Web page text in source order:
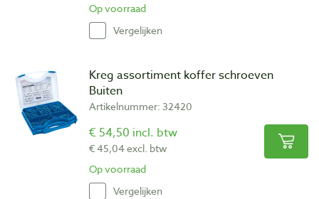
Op voorraad
Vergelijken
Kreg assortiment koffer schroeven
Buiten
Artikelnummer: 32420
€ 54,50 incl. btw
€ 45,04 excl. btw
Op voorraad
Vergelijken